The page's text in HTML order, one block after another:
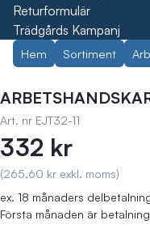
Returformulär
Trädgårds Kampanj
Hem Sortiment
Art. nr EJT32-11
332 kr
(265,60 kr exkl. moms)
ex. 18 månaders
Första månaden är